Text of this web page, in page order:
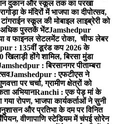
दुकान और स्कूल तक का परखा
के मंदिरों में भाजपा का दीपोत्सव,
स्कूल की मोबाइल लाइब्रेरी को
अधिक पुस्तकें भेंटJamshedpur
व फाइनल सेटलमेंट रोका, चीफ लेबर
: 135वीं डूरंड कप 2026 के
होंगे शामिल, बिरसा मुंडा
: बिरसानगर पीताम्बरा
Jamshedpur : एफटीएस ने
पर चर्चा, ग्रामीण क्षेत्रों को
अभियानRanchi : एक पेड़ मां के
रोपण, भाजपा कार्यकर्ताओं ने सुनी
और प्रतिभा के दम पर विनित
वीणापाणि स्टेडियम में चंपई सोरेन